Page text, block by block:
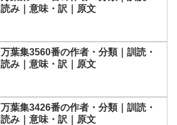
読み｜意味・訳｜原文
万葉集3560番の作者・分類｜訓読・
読み｜意味・訳｜原文
万葉集3426番の作者・分類｜訓読・
読み｜意味・訳｜原文